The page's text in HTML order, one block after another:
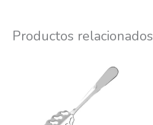
Productos relacionados